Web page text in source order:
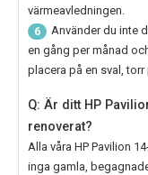
värmeavledningen.
6
Använder du inte
en gång per månad
placera på en sval, torr
Q: Är ditt HP
renoverat?
Alla våra HP Pavilion
inga gamla,